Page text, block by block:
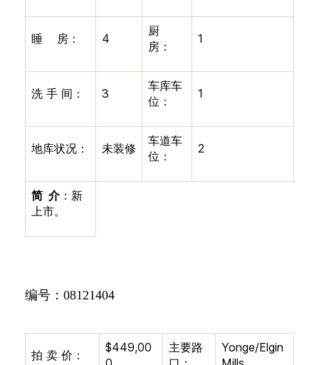
睡 房： 4
厨
房：
1
洗 手 间： 3
车库车
位：
1
地库状况： 未装修
车道车
位：
2
简 介：新
上市。
编号： 08121404
拍 卖 价：
$449,00
主要路
Yonge/Elgin